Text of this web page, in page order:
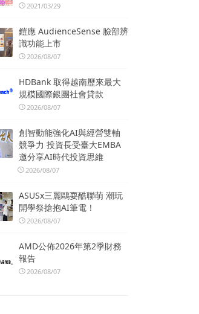
2021/03/29
鎧應 AudienceSense 臉部辨
識功能上市
2026/08/07
HDBank 取得越南歷來最大
規模國際銀團社會貸款
2026/08/07
創智動能強化AI與經營雙軸
競爭力 投資長受臺大EMBA
邀分享AI時代投資思維
2026/08/07
ASUSx三麗鷗耍酷聯萌 潮玩
開學祭搶抱AI筆電！
2026/08/07
AMD公佈2026年第2季財務
報告
2026/08/07